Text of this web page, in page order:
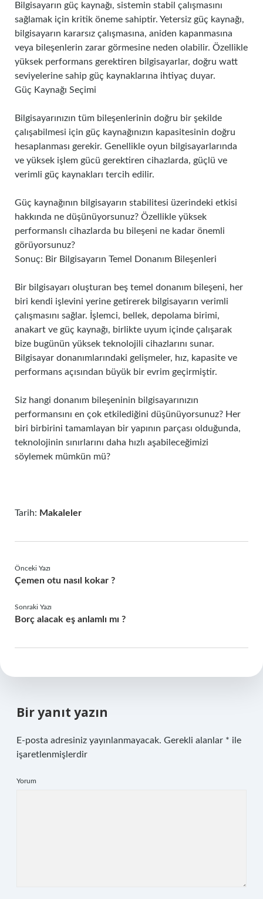
Bilgisayarın güç kaynağı, sistemin stabil çalışmasını
sağlamak için kritik öneme sahiptir. Yetersiz güç kaynağı,
bilgisayarın kararsız çalışmasına, aniden kapanmasına
veya bileşenlerin zarar görmesine neden olabilir. Özellikle
yüksek performans gerektiren bilgisayarlar, doğru watt
seviyelerine sahip güç kaynaklarına ihtiyaç duyar.
Güç Kaynağı Seçimi
Bilgisayarınızın tüm bileşenlerinin doğru bir şekilde
çalışabilmesi için güç kaynağınızın kapasitesinin doğru
hesaplanması gerekir. Genellikle oyun bilgisayarlarında
ve yüksek işlem gücü gerektiren cihazlarda, güçlü ve
verimli güç kaynakları tercih edilir.
Güç kaynağının bilgisayarın stabilitesi üzerindeki etkisi
hakkında ne düşünüyorsunuz? Özellikle yüksek
performanslı cihazlarda bu bileşeni ne kadar önemli
görüyorsunuz?
Sonuç: Bir Bilgisayarın Temel Donanım Bileşenleri
Bir bilgisayarı oluşturan beş temel donanım bileşeni, her
biri kendi işlevini yerine getirerek bilgisayarın verimli
çalışmasını sağlar. İşlemci, bellek, depolama birimi,
anakart ve güç kaynağı, birlikte uyum içinde çalışarak
bize bugünün yüksek teknolojili cihazlarını sunar.
Bilgisayar donanımlarındaki gelişmeler, hız, kapasite ve
performans açısından büyük bir evrim geçirmiştir.
Siz hangi donanım bileşeninin bilgisayarınızın
performansını en çok etkilediğini düşünüyorsunuz? Her
biri birbirini tamamlayan bir yapının parçası olduğunda,
teknolojinin sınırlarını daha hızlı aşabileceğimizi
söylemek mümkün mü?
Tarih: Makaleler
Önceki Yazı
Çemen otu nasıl kokar ?
Sonraki Yazı
Borç alacak eş anlamlı mı ?
Bir yanıt yazın
E-posta adresiniz yayınlanmayacak. Gerekli alanlar * ile
işaretlenmişlerdir
Yorum